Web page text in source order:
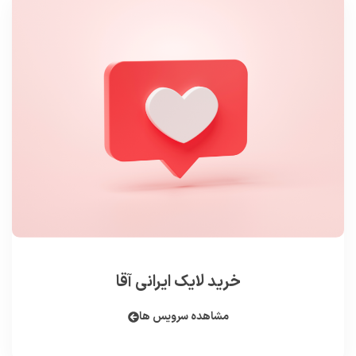
خرید لایک ایرانی آقا
مشاهده سرویس ها